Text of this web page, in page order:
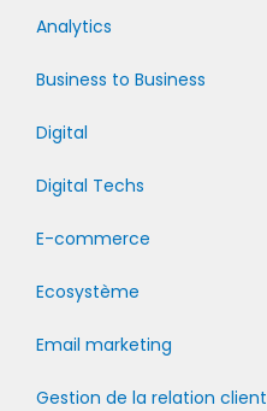
Analytics
Business to Business
Digital
Digital Techs
E-commerce
Ecosystème
Email marketing
Gestion de la relation client